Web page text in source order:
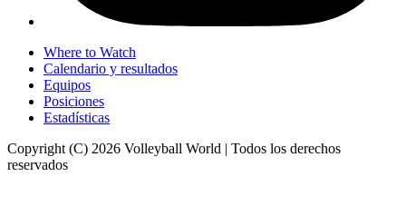
Where to Watch
Calendario y resultados
Equipos
Posiciones
Estadísticas
Copyright (C) 2026 Volleyball World | Todos los derechos
reservados